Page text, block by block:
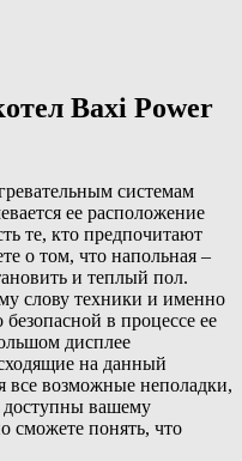
Baxi Power
системам
ее расположение
те, кто предпочитают
о том, что напольная –
и теплый пол.
слову техники и именно
в процессе ее
дисплее
на данный
все возможные неполадки,
доступны вашему
сможете понять, что